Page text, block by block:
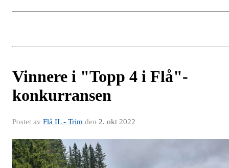
Vinnere i "Topp 4 i Flå"-
konkurransen
Postet av Flå IL - Trim den 2. okt 2022